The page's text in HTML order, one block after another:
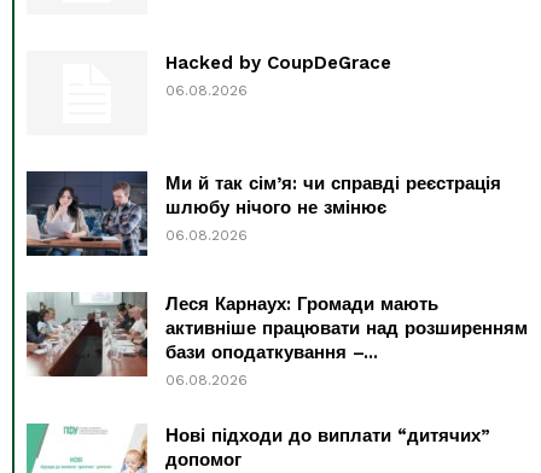
Hacked by CoupDeGrace
06.08.2026
Ми й так сім’я: чи справді реєстрація
шлюбу нічого не змінює
06.08.2026
Леся Карнаух: Громади мають
активніше працювати над розширенням
бази оподаткування –...
06.08.2026
Нові підходи до виплати “дитячих”
допомог